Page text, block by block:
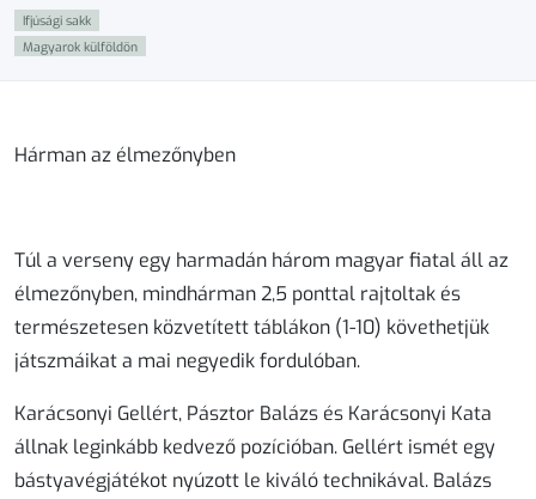
Ifjúsági sakk
Magyarok külföldön
Hárman az élmezőnyben
Túl a verseny egy harmadán három magyar fiatal áll az
élmezőnyben, mindhárman 2,5 ponttal rajtoltak és
természetesen közvetített táblákon (1-10) követhetjük
játszmáikat a mai negyedik fordulóban.
Karácsonyi Gellért, Pásztor Balázs és Karácsonyi Kata
állnak leginkább kedvező pozícióban. Gellért ismét egy
bástyavégjátékot nyúzott le kiváló technikával. Balázs